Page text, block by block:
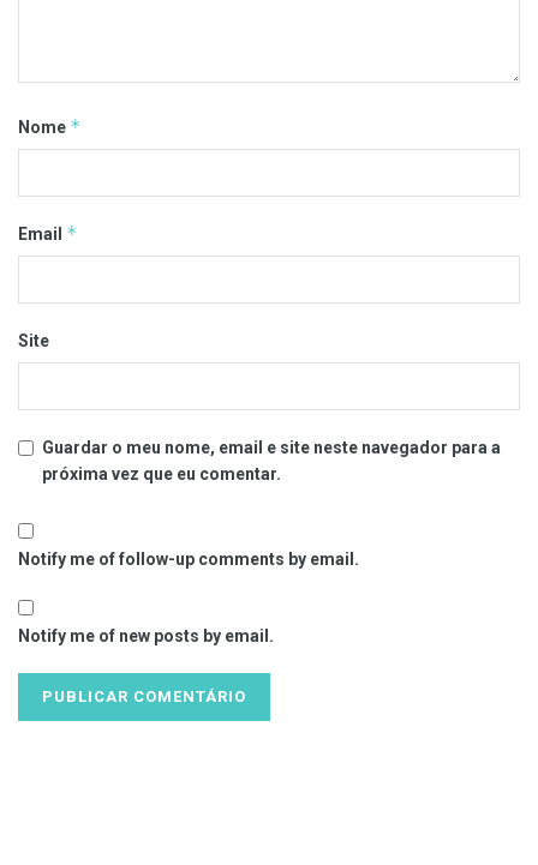
Nome *
Email *
Site
Guardar o meu nome, email e site neste navegador para a
próxima vez que eu comentar.
Notify me of follow-up comments by email.
Notify me of new posts by email.